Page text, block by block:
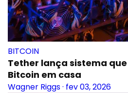
BITCOIN
Tether lança sistema
Bitcoin em casa
Wagner Riggs· fev 03, 2026